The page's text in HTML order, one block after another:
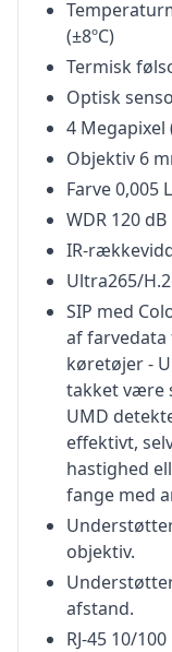
(±8ºC)
Termisk
Optisk
4 Megapixel
Objektiv 6
Farve 0,005
WDR 120 dB
IR-
Ultra265/
SIP med
af
køretøjer -
takket være
UMD
effektivt,
hastighed
fange med
objektiv.
afstand.
RJ-45 10/